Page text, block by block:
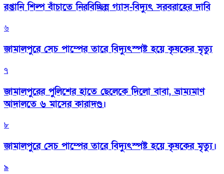
রপ্তানি শিল্প বাঁচাতে নিরবিচ্ছিন্ন গ্যাস-বিদ্যুৎ সরবরাহের দাবি
৬
জামালপুরে সেচ পাম্পের তারে বিদ্যুৎস্পষ্ট হয়ে কৃষকের মৃত্যু
৭
জামালপুরের পুলিশের হাতে ছেলেকে দিলো বাবা, ভ্রাম্যমাণ
আদালতে ৬ মাসের কারাদণ্ড।
৮
জামালপুরে সেচ পাম্পের তারে বিদ্যুৎস্পষ্ট হয়ে কৃষকের মৃত্যু।
৯